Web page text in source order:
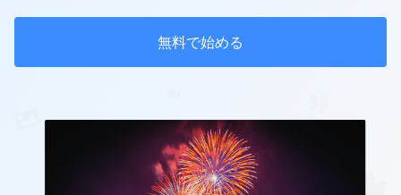
無料で始める